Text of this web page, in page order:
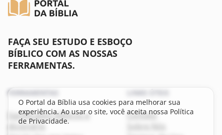
FAÇA SEU ESTUDO E ESBOÇO
BÍBLICO COM AS NOSSAS
FERRAMENTAS.
FERRAMENTAS
Significados bíblicos e
dicionário
LINKS ÚTEIS
Contato
O Portal da Bíblia usa cookies para melhorar sua
experiência. Ao usar o site, você aceita nossa Política
de Privacidade.